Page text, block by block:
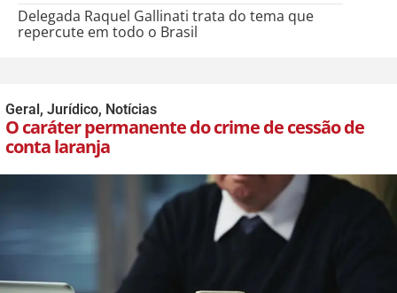
Delegada Raquel Gallinati trata do tema que
repercute em todo o Brasil
Geral, Jurídico, Notícias
O caráter permanente do crime de cessão de
conta laranja